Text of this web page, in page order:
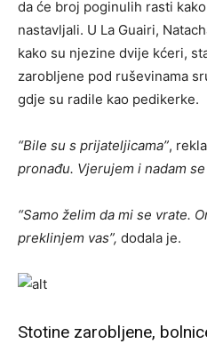
da će broj poginulih rasti
nastavljali. U La Guairi,
kako su njezine dvije kćeri,
zarobljene pod ruševinama
gdje su radile kao pedikerke.
“Bile su s prijateljicama”,
pronađu. Vjerujem i nadam
“Samo želim da mi se vrate.
preklinjem vas”, dodala je.
Stotine zarobljene,